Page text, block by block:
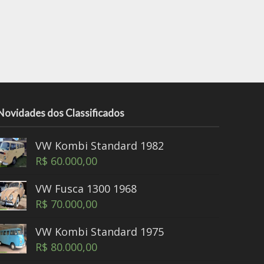
dos Classificados
VW Kombi Standard 1982
R$ 60.000,00
VW Fusca 1300 1968
R$ 70.000,00
VW Kombi Standard 1975
R$ 80.000,00